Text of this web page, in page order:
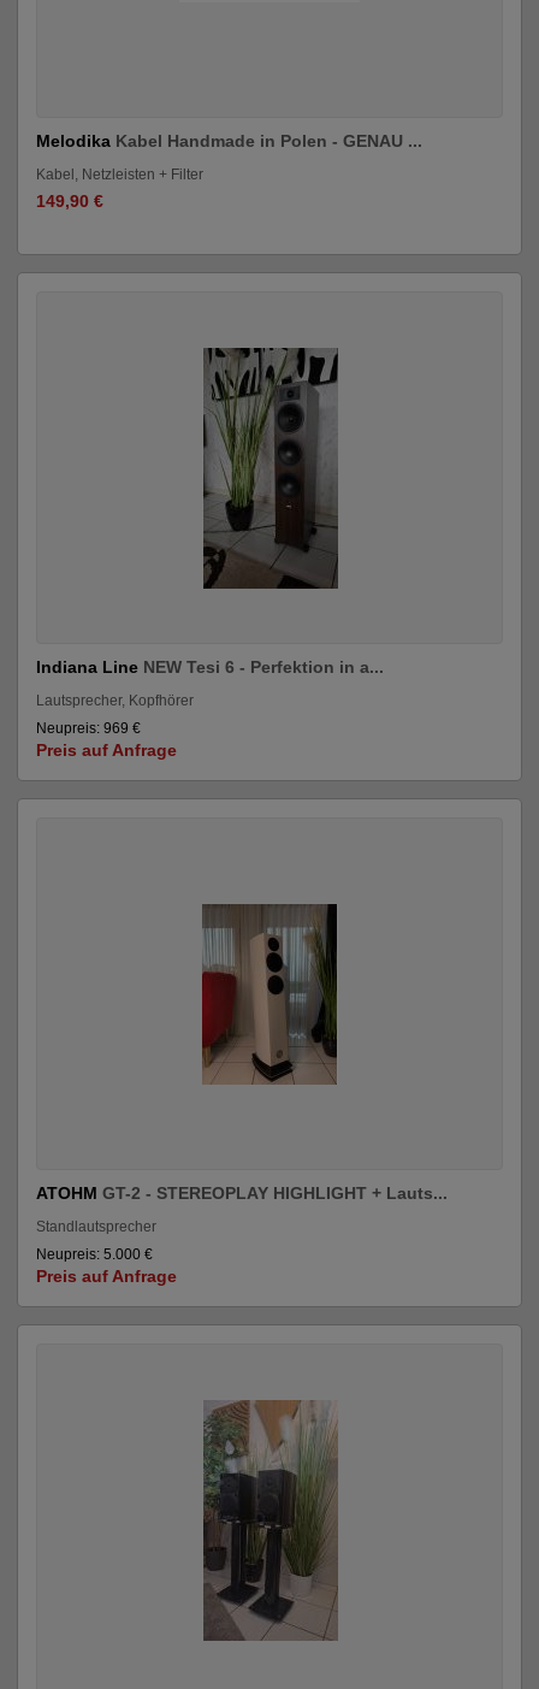
Melodika Kabel Handmade in Polen - GENAU ...
Kabel, Netzleisten + Filter
149,90 €
Indiana Line NEW Tesi 6 - Perfektion in a...
Lautsprecher, Kopfhörer
Neupreis: 969 €
Preis auf Anfrage
ATOHM GT-2 - STEREOPLAY HIGHLIGHT + Lauts...
Standlautsprecher
Neupreis: 5.000 €
Preis auf Anfrage